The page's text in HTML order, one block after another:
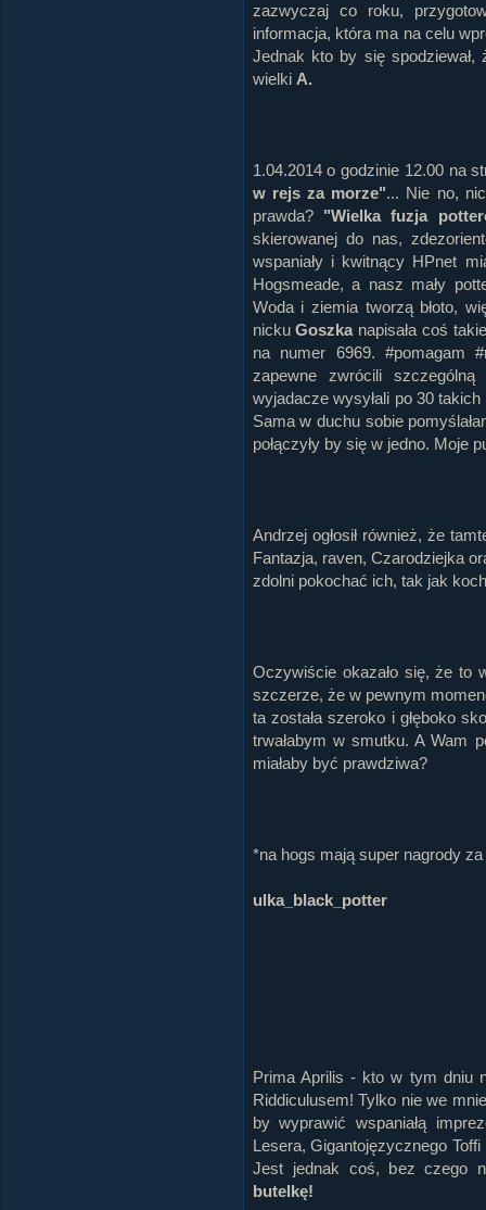
zazwyczaj co roku,
informacja, która ma na celu
Jednak kto by się spodziewał,
wielki A.
1.04.2014 o godzinie 12.00 na
w rejs za morze"... Nie no,
prawda? "Wielka fuzja
skierowanej do nas,
wspaniały i kwitnący HPnet
Hogsmeade, a nasz mały
Woda i ziemia tworzą błoto,
nickuGoszkanapisała coś
na numer 6969. #pomagam
zapewne zwrócili
wyjadacze wysyłali po 30
Sama w duchu sobie
połączyły by się w jedno. Moje
Andrzej ogłosił również, że
Fantazja, raven, Czarodziejka
zdolni pokochać ich, tak jak
Oczywiście okazało się, że to
szczerze, że w pewnym
ta została szeroko i głęboko
trwałabym w smutku. A Wam
miałaby być prawdziwa?
*na hogs mają super nagrody
ulka_black_potter
Prima Aprilis - kto w tym dniu
Riddiculusem! Tylko nie we
by wyprawić wspaniałą
Lesera, Gigantojęzycznego
Jest jednak coś, bez czego
butelkę!